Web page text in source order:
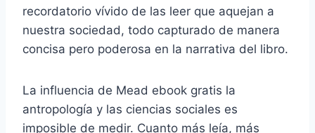
recordatorio vívido de las leer que aquejan a
nuestra sociedad, todo capturado de manera
concisa pero poderosa en la narrativa del libro.
La influencia de Mead ebook gratis la
antropología y las ciencias sociales es
imposible de medir. Cuanto más leía, más